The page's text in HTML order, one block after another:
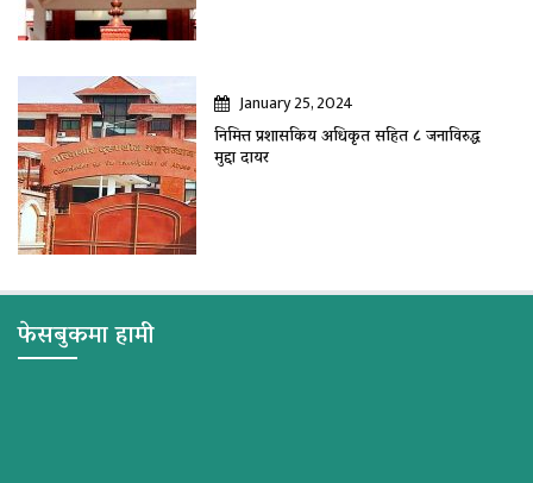
January 25, 2024
निमित्त प्रशासकिय अधिकृत सहित ८ जनाविरुद्ध
मुद्दा दायर
फेसबुकमा हामी